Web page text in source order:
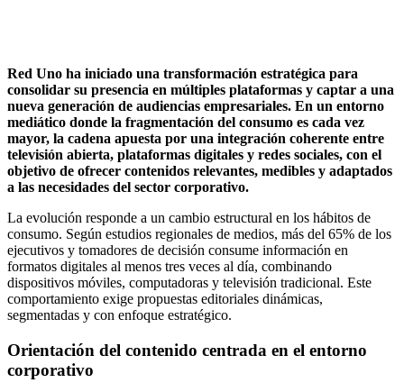
Red Uno ha iniciado una transformación estratégica para
consolidar su presencia en múltiples plataformas y captar a una
nueva generación de audiencias empresariales. En un entorno
mediático donde la fragmentación del consumo es cada vez
mayor, la cadena apuesta por una integración coherente entre
televisión abierta, plataformas digitales y redes sociales, con el
objetivo de ofrecer contenidos relevantes, medibles y adaptados
a las necesidades del sector corporativo.
La evolución responde a un cambio estructural en los hábitos de
consumo. Según estudios regionales de medios, más del 65% de los
ejecutivos y tomadores de decisión consume información en
formatos digitales al menos tres veces al día, combinando
dispositivos móviles, computadoras y televisión tradicional. Este
comportamiento exige propuestas editoriales dinámicas,
segmentadas y con enfoque estratégico.
Orientación del contenido centrada en el entorno
corporativo